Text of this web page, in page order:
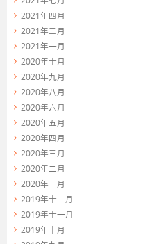
2021年四月
2021年三月
2021年一月
2020年十月
2020年九月
2020年八月
2020年六月
2020年五月
2020年四月
2020年三月
2020年二月
2020年一月
2019年十二月
2019年十一月
2019年十月